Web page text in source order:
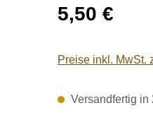
Regulärer Preis:
5,50 €
Preise inkl. MwSt.
Versandfertig in